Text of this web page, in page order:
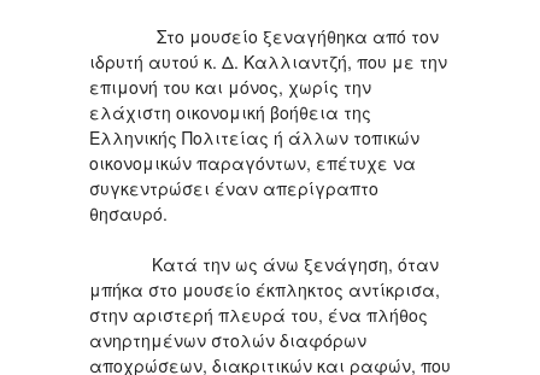
Στο μουσείο ξεναγήθηκα από τον
ιδρυτή αυτού κ. Δ. Καλλιαντζή, που με την
επιμονή του και μόνος, χωρίς την
ελάχιστη οικονομική βοήθεια της
Ελληνικής Πολιτείας ή άλλων τοπικών
οικονομικών παραγόντων, επέτυχε να
συγκεντρώσει έναν απερίγραπτο
θησαυρό.
Κατά την ως άνω ξενάγηση, όταν
μπήκα στο μουσείο έκπληκτος αντίκρισα,
στην αριστερή πλευρά του, ένα πλήθος
ανηρτημένων στολών διαφόρων
αποχρώσεων, διακριτικών και ραφών, που